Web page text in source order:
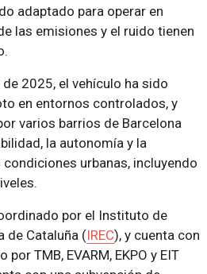
adaptado para operar en
las emisiones y el ruido tienen
2025, el vehículo ha sido
en entornos controlados, y
varios barrios de Barcelona
la autonomía y la
urbanas, incluyendo
por el Instituto de
de Cataluña (IREC), y cuenta con
TMB, EVARM, EKPO y EIT